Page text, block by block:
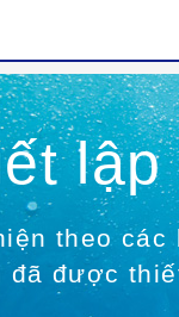
lập
theo các
đã được